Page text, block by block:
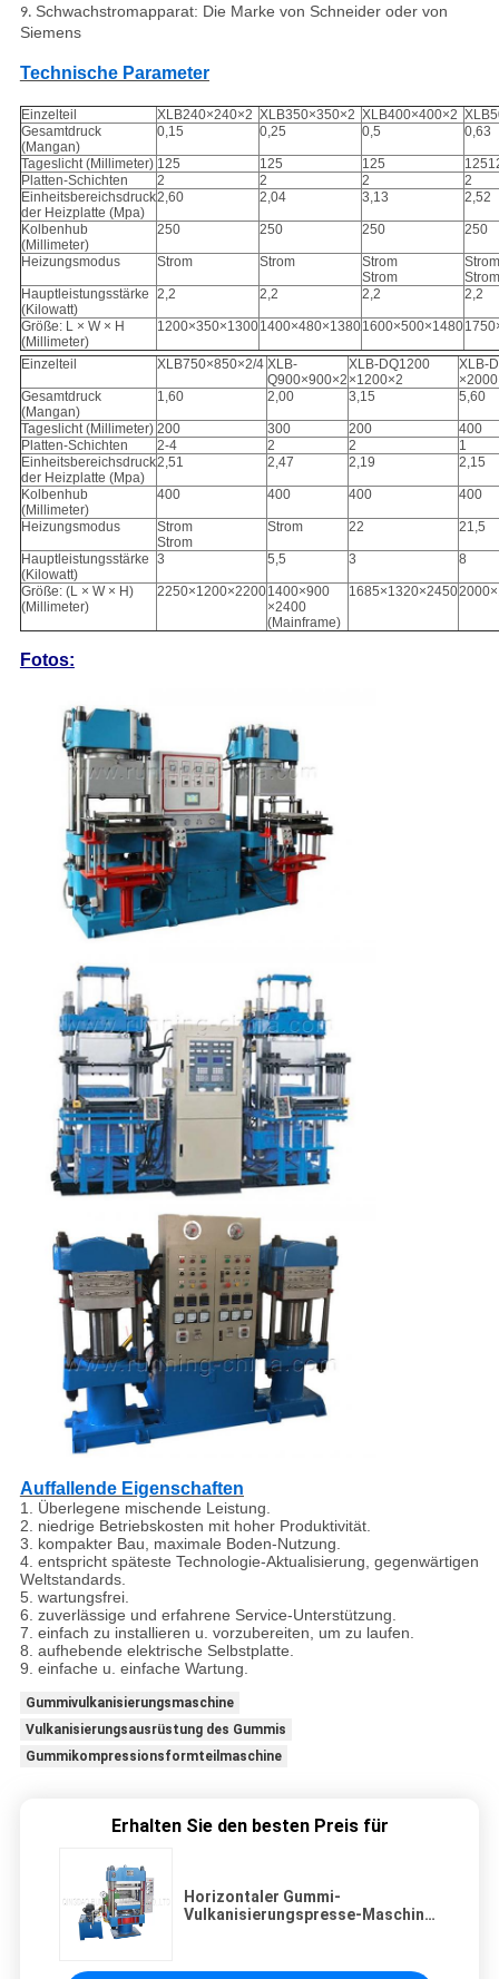
9. Schwachstromapparat: Die Marke von Schneider oder von
Siemens
Technische Parameter
Einzelteil XLB240×240×2 XLB350×350×2 XLB400×400×2
Gesamtdruck
(Mangan)
0,15 0,25 0,5 0,63
Tageslicht (Millimeter) 125 125 125
Platten-Schichten
2 2 2
2
Einheitsbereichsdruck
der Heizplatte (Mpa)
2,60 2,04 3,13 2,52
Kolbenhub
(Millimeter)
250 250 250 250
Heizungsmodus Strom Strom
Strom
Strom
Strom
Strom
Hauptleistungsstärke
(Kilowatt)
2,2 2,2 2,2 2,2
Größe: L × W × H
(Millimeter)
1200×350×13001400×480×13801600×500×1480
Einzelteil XLB750×850×2/4 XLB-
Q900×900×2
XLB-DQ1200
×1200×2
XLB-
Gesamtdruck
(Mangan)
1,60 2,00 3,15 5,60
Tageslicht (Millimeter) 200 300 200
400
Platten-Schichten
2-4 2 2
1
Einheitsbereichsdruck
der Heizplatte (Mpa)
2,51 2,47 2,19 2,15
Kolbenhub
(Millimeter)
400 400 400 400
Heizungsmodus
Strom
Strom
Strom 22 21,5
Hauptleistungsstärke
(Kilowatt)
3 5,5 3 8
Größe: (L × W × H)
(Millimeter)
2250×1200×22001400×900
×2400
(Mainframe)
1685×1320×2450
Fotos:
Auffallende Eigenschaften
1. Überlegene mischende Leistung.
2. niedrige Betriebskosten mit hoher Produktivität.
3. kompakter Bau, maximale Boden-Nutzung.
4. entspricht späteste Technologie-Aktualisierung, gegenwärtigen
Weltstandards.
5. wartungsfrei.
6. zuverlässige und erfahrene Service-Unterstützung.
7. einfach zu installieren u. vorzubereiten, um zu laufen.
8. aufhebende elektrische Selbstplatte.
9. einfache u. einfache Wartung.
Gummivulkanisierungsmaschine
Vulkanisierungsausrüstung des Gummis
Gummikompressionsformteilmaschine
Erhalten Sie den besten Preis für
Horizontaler Gummi-
Vulkanisierungspresse-Maschine,